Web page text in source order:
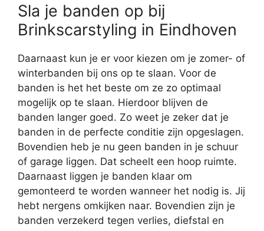
Sla je banden op bij
Brinkscarstyling in Eindhoven
Daarnaast kun je er voor kiezen om je zomer- of
winterbanden bij ons op te slaan. Voor de
banden is het het beste om ze zo optimaal
mogelijk op te slaan. Hierdoor blijven de
banden langer goed. Zo weet je zeker dat je
banden in de perfecte conditie zijn opgeslagen.
Bovendien heb je nu geen banden in je schuur
of garage liggen. Dat scheelt een hoop ruimte.
Daarnaast liggen je banden klaar om
gemonteerd te worden wanneer het nodig is. Jij
hebt nergens omkijken naar. Bovendien zijn je
banden verzekerd tegen verlies, diefstal en